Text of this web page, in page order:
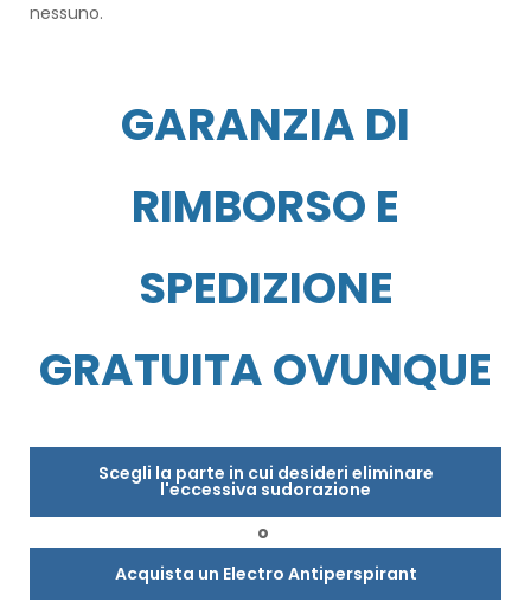
nessuno.
GARANZIA DI
RIMBORSO E
SPEDIZIONE
GRATUITA OVUNQUE
Scegli la parte in cui desideri eliminare
l'eccessiva sudorazione
o
Acquista un Electro Antiperspirant